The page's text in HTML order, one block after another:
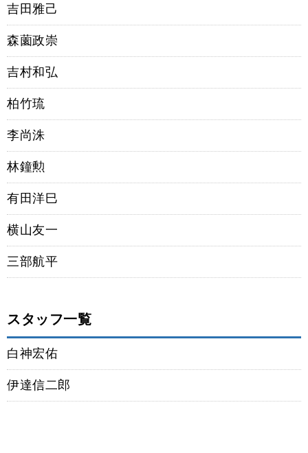
吉田雅己
森薗政崇
吉村和弘
柏竹琉
李尚洙
林鐘勲
有田洋巳
横山友一
三部航平
スタッフ一覧
白神宏佑
伊達信二郎